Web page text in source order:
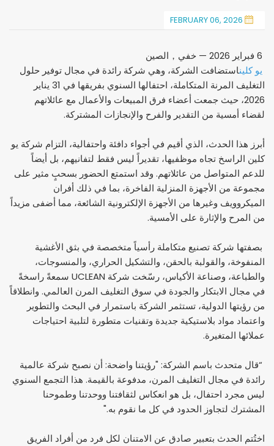
6 فبراير 2026 — خفي ， الصين
يو كليناستضافت الشركة، وهي شركة رائدة في مجال توفير حلول
التغليف المرنة المتكاملة، احتفالها السنوي بفريقها في 31 يناير
2026، حيث جمعت أعضاء فرق المبيعات والأعمال مع عائلاتهم
لقضاء أمسية من التقدير والفرح والإنجازات المشتركة.
أبرز هذا الحدث، الذي أقيم في أجواء دافئة واحتفالية، التزام شركة يو
كلين الراسخ تجاه موظفيها، تقديراً ليس فقط لتفانيهم، بل أيضاً
للدعم المتواصل من عائلاتهم. وقد استمتع الحضور بسحبٍ مثير على
مجموعة من الأجهزة المنزلية الفاخرة، بما في ذلك أفران
الميكروويف وغيرها من الأجهزة الإلكترونية الشائعة، مما أضفى مزيداً
من المرح والإثارة على الأمسية.
بصفتها شركة تصنيع متكاملة رأسياً متخصصة في بثق الأغشية
المنفوخة، والقولبة بالحقن، والتشكيل الحراري، والمنسوجات،
والطباعة، وصناعة الأكياس، رسّخت شركة UCLEAN سمعةً راسخةً
في مجال الابتكار والجودة في سوق التغليف المرن العالمي. وانطلاقاً
من رؤيتها الدولية، تستثمر الشركة باستمرار في البحث والتطوير
واعتماد مواد بلاستيكية جديدة وتقنيات متطورة لتلبية احتياجات
عملائها المتغيرة.
“قال متحدث باسم الشركة: "رؤيتنا واضحة: أن نصبح شركة عالمية
رائدة في مجال التغليف المرن، مدفوعة بالقيمة. هذا التجمع السنوي
ليس مجرد احتفال، بل هو انعكاس لثقافتنا ووحدتنا وطموحنا
المشترك لتجاوز الحدود في كل ما نقوم به."
اختُتم الحدث بتعبير صادق عن الامتنان لكل فرد من أفراد الفريق